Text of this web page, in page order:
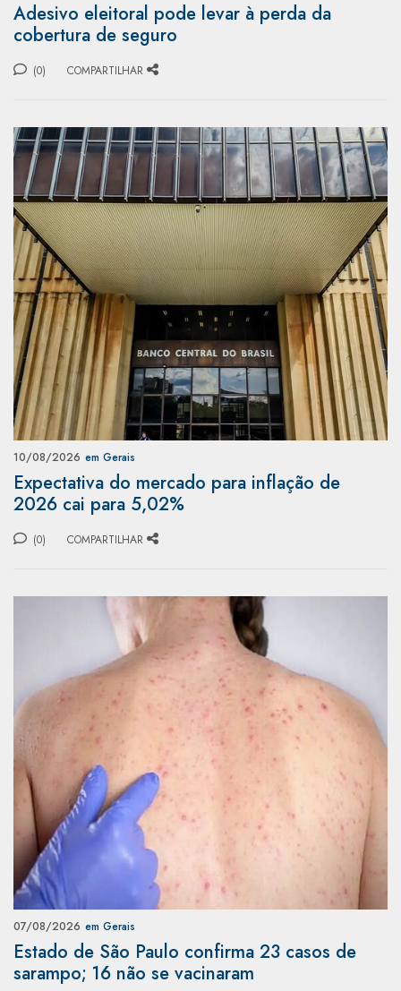
Adesivo eleitoral pode levar à perda da
cobertura de seguro
(0) COMPARTILHAR
10/08/2026 em Gerais
Expectativa do mercado para inflação de
2026 cai para 5,02%
(0) COMPARTILHAR
07/08/2026 em Gerais
Estado de São Paulo confirma 23 casos de
sarampo; 16 não se vacinaram